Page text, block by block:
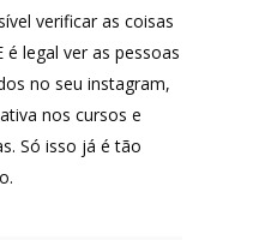
verificar as coisas
legal ver as pessoas
no seu instagram,
nos cursos e
Só isso já é tão